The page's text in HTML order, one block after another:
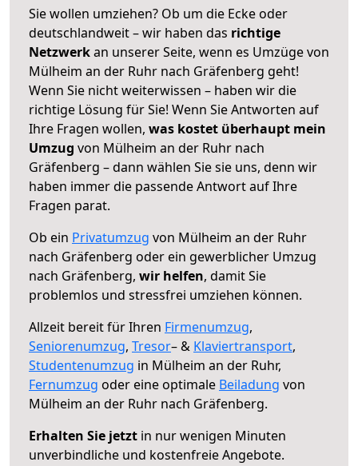
Sie wollen umziehen? Ob um die Ecke oder
deutschlandweit – wir haben das richtige
Netzwerkan unserer Seite, wenn es Umzüge von
Mülheim an der Ruhr nach Gräfenberg geht!
Wenn Sie nicht weiterwissen – haben wir die
richtige Lösung für Sie! Wenn Sie Antworten auf
Ihre Fragen wollen, was kostet überhaupt mein
Umzug von Mülheim an der Ruhr nach
Gräfenberg – dann wählen Sie sie uns, denn wir
haben immer die passende Antwort auf Ihre
Fragen parat.
Ob ein Privatumzug von Mülheim an der Ruhr
nach Gräfenberg oder ein gewerblicher Umzug
nach Gräfenberg, wir helfen, damit Sie
problemlos und stressfrei umziehen können.
Allzeit bereit für Ihren Firmenumzug,
Seniorenumzug, Tresor– & Klaviertransport,
Studentenumzug in Mülheim an der Ruhr,
Fernumzug oder eine optimale Beiladung von
Mülheim an der Ruhr nach Gräfenberg.
Erhalten Sie jetzt in nur wenigen Minuten
unverbindliche und kostenfreie Angebote.